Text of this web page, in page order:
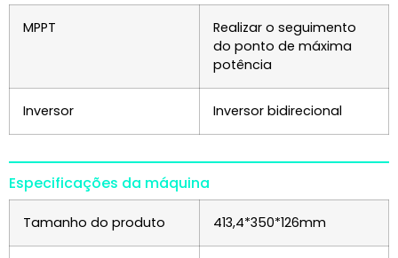
MPPT
Realizar o seguimento
do ponto de máxima
potência
Inversor Inversor bidirecional
Especificações da máquina
Tamanho do produto 413,4*350*126mm